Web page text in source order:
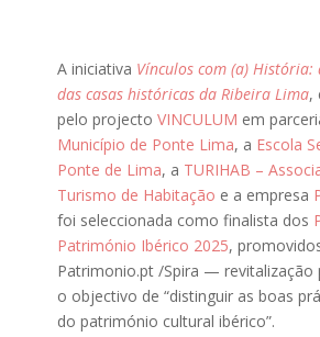
A iniciativa Vínculos com (a) História:
das casas históricas da Ribeira Lima,
pelo projectoVINCULUM em
Município de Ponte Lima, a Escola
Ponte de Lima, a TURIHAB –
Turismo de Habitação e a empresa
foi seleccionada como finalista dos
Património Ibérico 2025,
Patrimonio.pt /Spira — revitalização
o objectivo de “distinguir as boas
do património cultural ibérico”.